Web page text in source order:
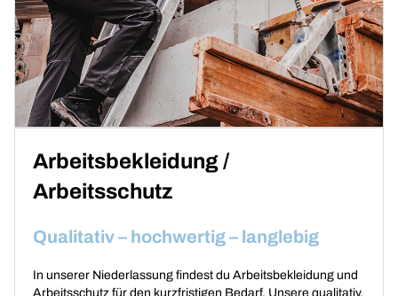
Arbeitsbekleidung /
Arbeitsschutz
Qualitativ – hochwertig – langlebig
In unserer Niederlassung findest du Arbeitsbekleidung und
Arbeitsschutz für den kurzfristigen Bedarf. Unsere qualitativ,